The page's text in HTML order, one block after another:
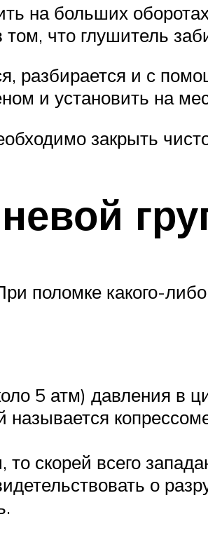
на больших
что глушитель
разбирается и с
и установить на
закрыть
поломке какого-
5 атм) давления в
то скорей всего
о